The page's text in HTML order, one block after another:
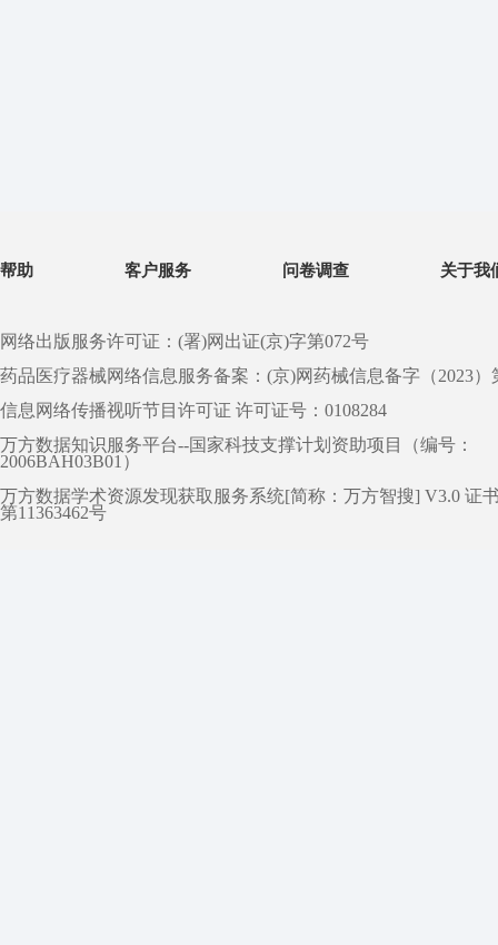
帮助 客户服务 问卷调查 关于我
网络出版服务许可证：(署)网出证(京)字第072号
药品医疗器械网络信息服务备案：(京)网药械信息备字（2023）
信息网络传播视听节目许可证 许可证号：0108284
万方数据知识服务平台--国家科技支撑计划资助项目（编号：
2006BAH03B01）
万方数据学术资源发现获取服务系统[简称：万方智搜] V3.0 证
第11363462号